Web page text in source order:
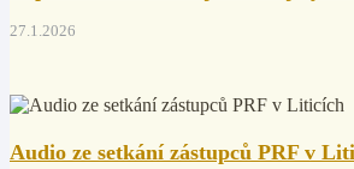
27.1.2026
Audio ze setkání zástupců PRF v